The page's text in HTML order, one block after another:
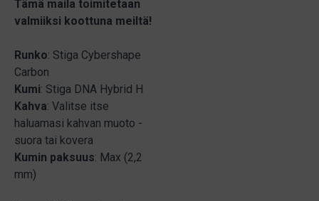
Tämä maila toimitetaan
valmiiksi koottuna meiltä!
Runko: Stiga Cybershape
Carbon
Kumi: Stiga DNA Hybrid H
Kahva: Valitse itse
haluamasi kahvan muoto -
suora tai kovera
Kumin paksuus: Max (2,2
mm)